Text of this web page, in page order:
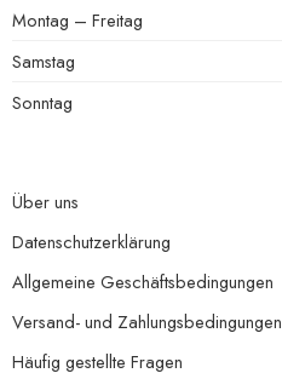
Montag – Freitag
Samstag
Sonntag
Über uns
Datenschutzerklärung
Allgemeine Geschäftsbedingungen
Versand- und Zahlungsbedingungen
Häufig gestellte Fragen